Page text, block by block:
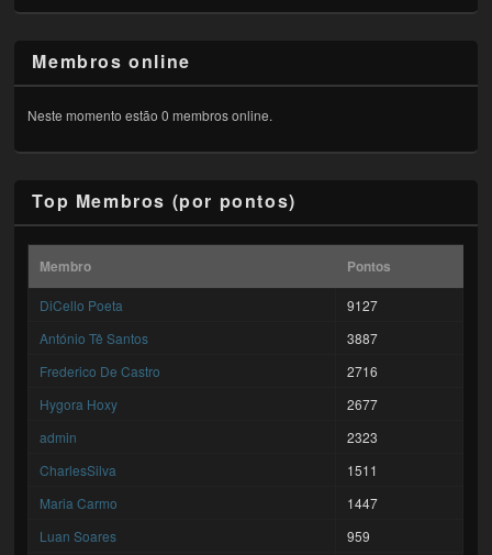
Membros online
Neste momento estão 0 membros online.
Top Membros (por pontos)
Membro Pontos
DiCello Poeta
9127
António Tê Santos
3887
Frederico De Castro
2716
Hygora Hoxy
2677
admin
2323
CharlesSilva
1511
Maria Carmo
1447
Luan Soares
959